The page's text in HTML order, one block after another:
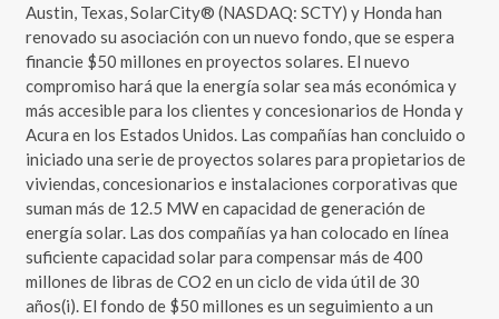
Austin, Texas, SolarCity® (NASDAQ: SCTY) y Honda han
renovado su asociación con un nuevo fondo, que se espera
financie $50 millones en proyectos solares. El nuevo
compromiso hará que la energía solar sea más económica y
más accesible para los clientes y concesionarios de Honda y
Acura en los Estados Unidos. Las compañías han concluido o
iniciado una serie de proyectos solares para propietarios de
viviendas, concesionarios e instalaciones corporativas que
suman más de 12.5 MW en capacidad de generación de
energía solar. Las dos compañías ya han colocado en línea
suficiente capacidad solar para compensar más de 400
millones de libras de CO2 en un ciclo de vida útil de 30
años(i). El fondo de $50 millones es un seguimiento a un